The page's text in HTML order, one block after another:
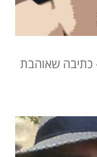
כתיבה שאוהבת